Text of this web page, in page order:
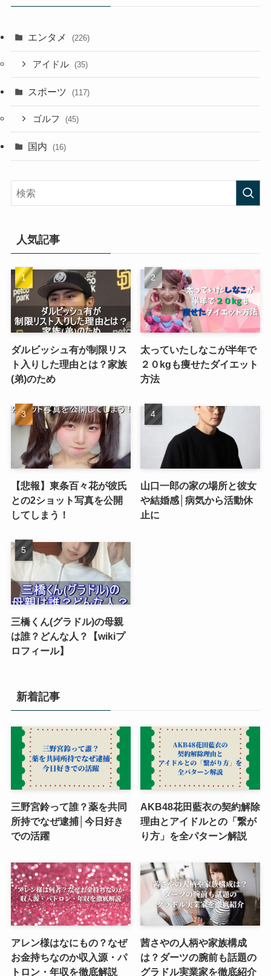
エンタメ (226)
アイドル (35)
スポーツ (117)
ゴルフ (45)
国内 (16)
人気記事
ダルビッシュ有が制限リス
ト入りした理由とは？家族
(弟)のため
太っていたしなこが半年で
２０kgも痩せたダイエット
方法
【悲報】東条百々花が彼氏
との2ショット写真を公開
してしまう！
山口一郎の家の場所と彼女
や結婚感│病気から活動休
止に
三橋くん(グラドル)の母親
は誰？どんな人？【wikiプ
ロフィール】
新着記事
三野宮鈴って誰？薬を共同
所持でなぜ逮捕│今日好き
での活躍
AKB48花田藍衣の契約解除
理由とアイドルとの「繋が
り方」を全パターン解説
アレン様はなにもの？なぜ
お金持ちなのか収入源・パ
トロン・年収を徹底解説
茜さやの人柄や家族構成
は？ダーツの腕前も話題の
グラドル実業家を徹底紹介